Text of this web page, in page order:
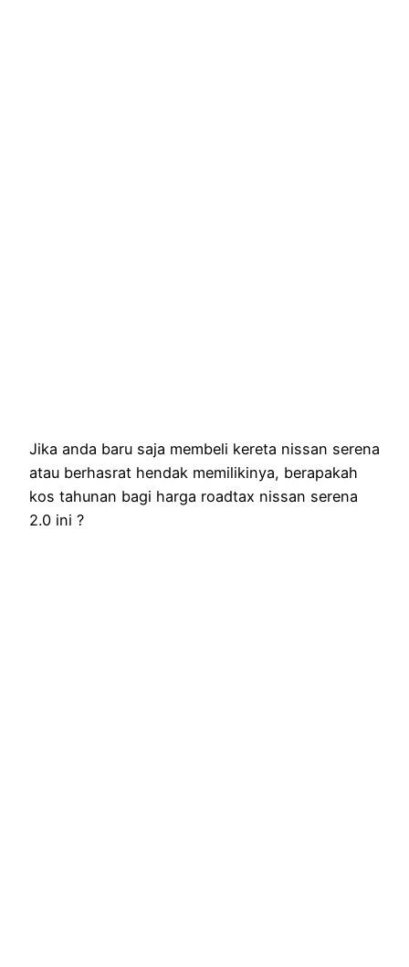
Jika anda baru saja membeli kereta nissan serena
atau berhasrat hendak memilikinya, berapakah
kos tahunan bagi harga roadtax nissan serena
2.0 ini ?